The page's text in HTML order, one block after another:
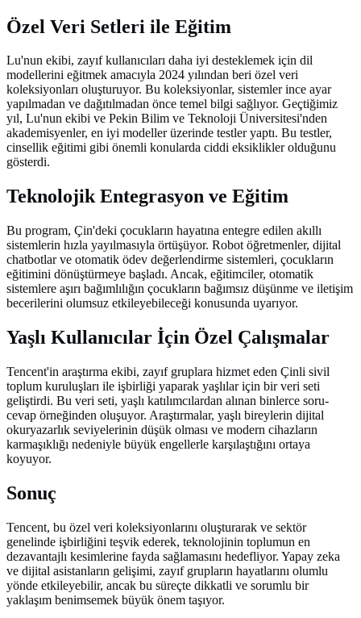
Özel Veri Setleri ile Eğitim
Lu'nun ekibi, zayıf kullanıcıları daha iyi desteklemek için dil
modellerini eğitmek amacıyla 2024 yılından beri özel veri
koleksiyonları oluşturuyor. Bu koleksiyonlar, sistemler ince ayar
yapılmadan ve dağıtılmadan önce temel bilgi sağlıyor. Geçtiğimiz
yıl, Lu'nun ekibi ve Pekin Bilim ve Teknoloji Üniversitesi'nden
akademisyenler, en iyi modeller üzerinde testler yaptı. Bu testler,
cinsellik eğitimi gibi önemli konularda ciddi eksiklikler olduğunu
gösterdi.
Teknolojik Entegrasyon ve Eğitim
Bu program, Çin'deki çocukların hayatına entegre edilen akıllı
sistemlerin hızla yayılmasıyla örtüşüyor. Robot öğretmenler, dijital
chatbotlar ve otomatik ödev değerlendirme sistemleri, çocukların
eğitimini dönüştürmeye başladı. Ancak, eğitimciler, otomatik
sistemlere aşırı bağımlılığın çocukların bağımsız düşünme ve iletişim
becerilerini olumsuz etkileyebileceği konusunda uyarıyor.
Yaşlı Kullanıcılar İçin Özel Çalışmalar
Tencent'in araştırma ekibi, zayıf gruplara hizmet eden Çinli sivil
toplum kuruluşları ile işbirliği yaparak yaşlılar için bir veri seti
geliştirdi. Bu veri seti, yaşlı katılımcılardan alınan binlerce soru-
cevap örneğinden oluşuyor. Araştırmalar, yaşlı bireylerin dijital
okuryazarlık seviyelerinin düşük olması ve modern cihazların
karmaşıklığı nedeniyle büyük engellerle karşılaştığını ortaya
koyuyor.
Sonuç
Tencent, bu özel veri koleksiyonlarını oluşturarak ve sektör
genelinde işbirliğini teşvik ederek, teknolojinin toplumun en
dezavantajlı kesimlerine fayda sağlamasını hedefliyor. Yapay zeka
ve dijital asistanların gelişimi, zayıf grupların hayatlarını olumlu
yönde etkileyebilir, ancak bu süreçte dikkatli ve sorumlu bir
yaklaşım benimsemek büyük önem taşıyor.